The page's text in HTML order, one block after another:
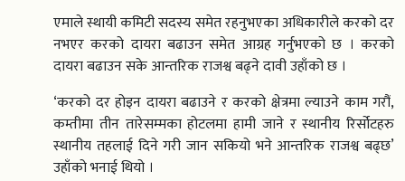
एमाले स्थायी कमिटी सदस्य समेत रहनुभएका अधिकारीले करको दर
नभएर करको दायरा बढाउन समेत आग्रह गर्नुभएको छ । करको
दायरा बढाउन सके आन्तरिक राजश्व बढ्ने दावी उहाँको छ ।
‘करको दर होइन दायरा बढाउने र करको क्षेत्रमा ल्याउने काम गरौं,
कम्तीमा तीन तारेसम्मका होटलमा हामी जाने र स्थानीय रिर्सोटहरु
स्थानीय तहलाई दिने गरी जान सकियो भने आन्तरिक राजश्व बढ्छ’
उहाँको भनाई थियो ।